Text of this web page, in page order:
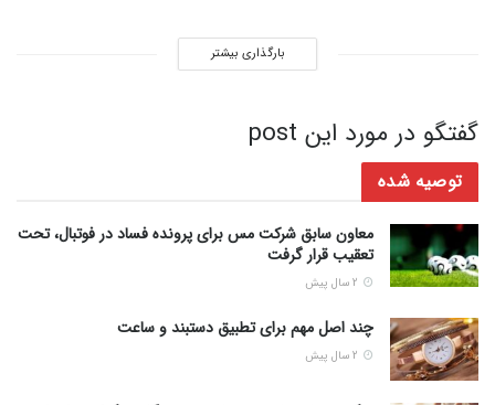
بارگذاری بیشتر
گفتگو در مورد این post
توصیه شده
معاون سابق شرکت مس برای پرونده فساد در فوتبال، تحت
تعقیب قرار گرفت
چند اصل مهم برای تطبیق دستبند و ساعت